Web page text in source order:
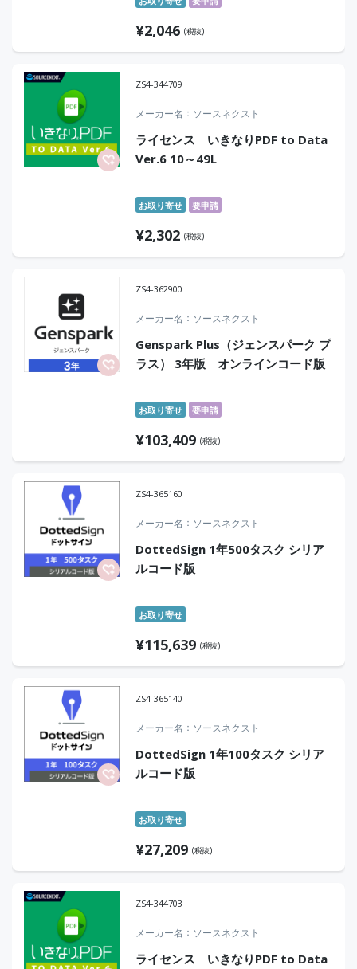
¥2,046 (税抜)
ZS4-344709
メーカー名 ソースネクスト
ライセンス いきなりPDF to Data
Ver.6 10～49L
お取り寄せ 要申請
¥2,302 (税抜)
ZS4-362900
メーカー名 ソースネクスト
Genspark Plus（ジェンスパーク プ
ラス） 3年版 オンラインコード版
お取り寄せ 要申請
¥103,409 (税抜)
ZS4-365160
メーカー名 ソースネクスト
DottedSign 1年500タスク シリア
ルコード版
お取り寄せ
¥115,639 (税抜)
ZS4-365140
メーカー名 ソースネクスト
DottedSign 1年100タスク シリア
ルコード版
お取り寄せ
¥27,209 (税抜)
ZS4-344703
メーカー名 ソースネクスト
ライセンス いきなりPDF to Data